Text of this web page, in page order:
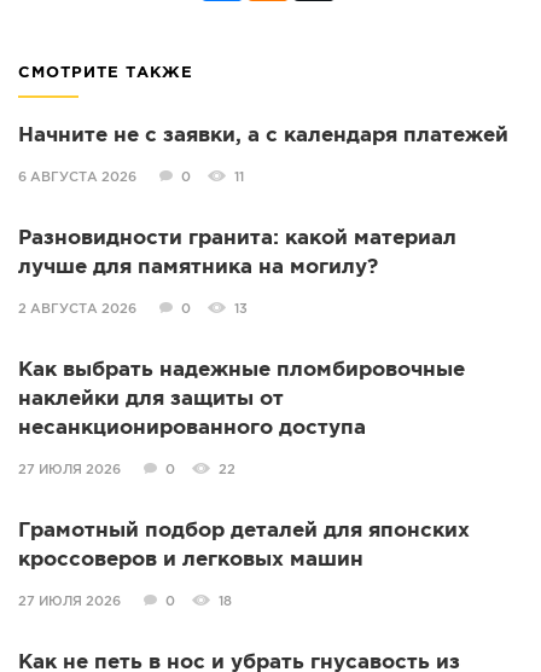
СМОТРИТЕ ТАКЖЕ
Начните не с заявки, а с календаря платежей
6 АВГУСТА 2026 0 11
Разновидности гранита: какой материал
лучше для памятника на могилу?
2 АВГУСТА 2026 0 13
Как выбрать надежные пломбировочные
наклейки для защиты от
несанкционированного доступа
27 ИЮЛЯ 2026 0 22
Грамотный подбор деталей для японских
кроссоверов и легковых машин
27 ИЮЛЯ 2026 0 18
Как не петь в нос и убрать гнусавость из